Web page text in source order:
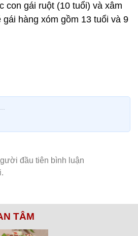
con gái ruột (10 tuổi) và xâm
hàng xóm gồm 13 tuổi và 9
TÂM